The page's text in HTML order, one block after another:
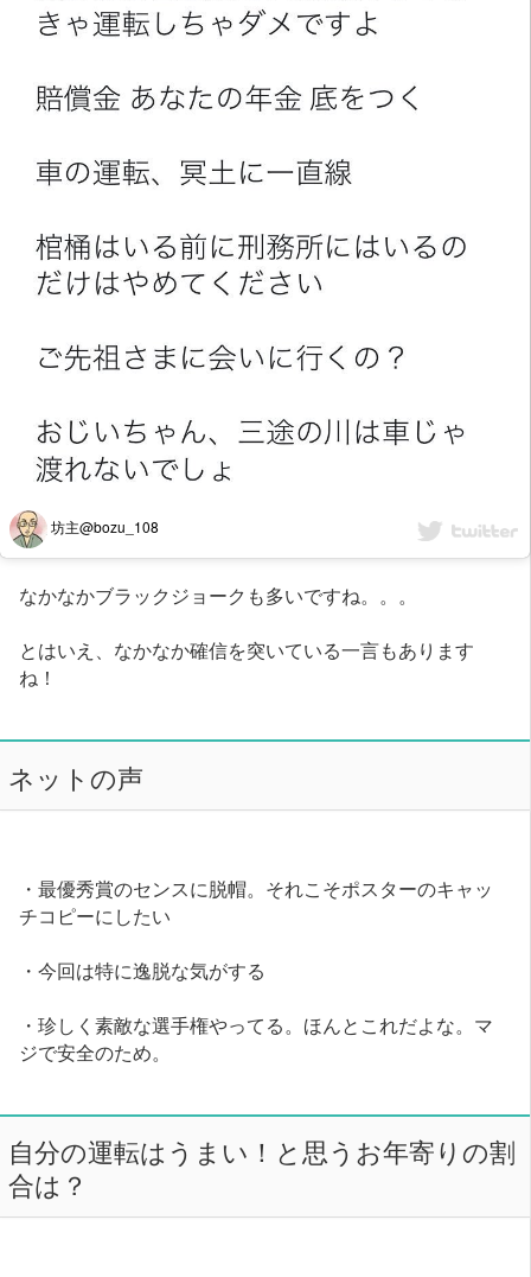
坊主@bozu_108
なかなかブラックジョークも多いですね。。。
とはいえ、なかなか確信を突いている一言もあります
ね！
ネットの声
・最優秀賞のセンスに脱帽。それこそポスターのキャッ
チコピーにしたい
・今回は特に逸脱な気がする
・珍しく素敵な選手権やってる。ほんとこれだよな。マ
ジで安全のため。
自分の運転はうまい！と思うお年寄りの割
合は？